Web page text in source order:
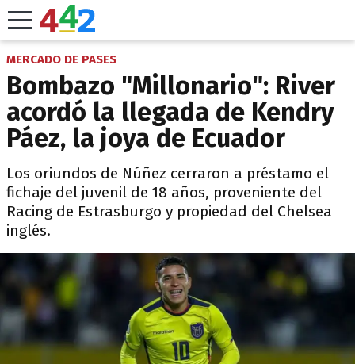
MERCADO DE PASES
Bombazo "Millonario": River
acordó la llegada de Kendry
Páez, la joya de Ecuador
Los oriundos de Núñez cerraron a préstamo el
fichaje del juvenil de 18 años, proveniente del
Racing de Estrasburgo y propiedad del Chelsea
inglés.